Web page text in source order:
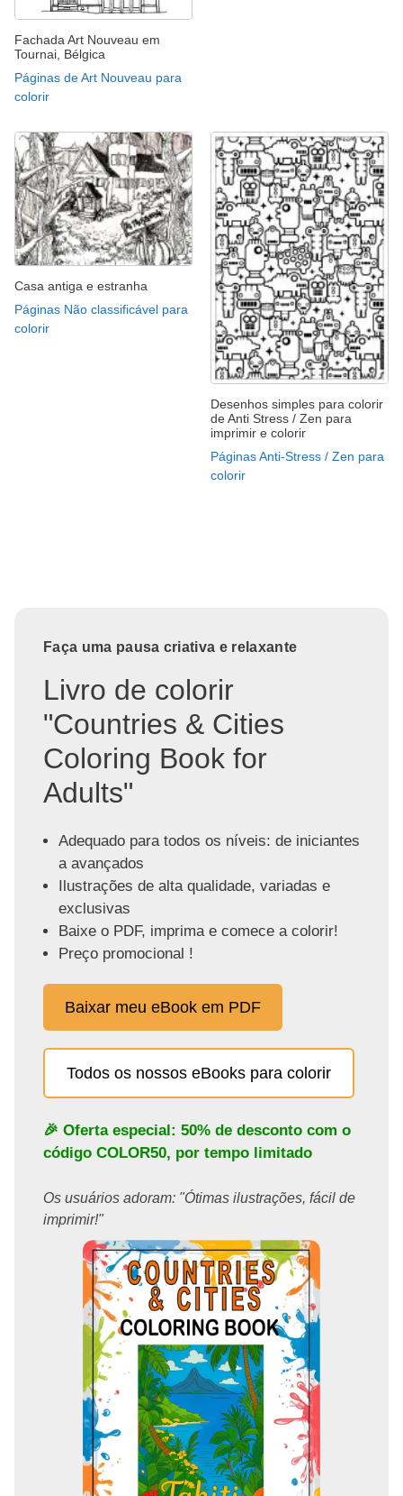
Fachada Art Nouveau em
Tournai, Bélgica
Páginas de Art Nouveau para
colorir
Casa antiga e estranha
Páginas Não classificável para
colorir
Desenhos simples para colorir
de Anti Stress / Zen para
imprimir e colorir
Páginas Anti-Stress / Zen para
colorir
Faça uma pausa criativa e relaxante
Livro de colorir
"Countries & Cities
Coloring Book for
Adults"
Adequado para todos os níveis: de iniciantes
a avançados
Ilustrações de alta qualidade, variadas e
exclusivas
Baixe o PDF, imprima e comece a colorir!
Preço promocional !
Baixar meu eBook em PDF
Todos os nossos eBooks para colorir
🎉 Oferta especial: 50% de desconto com o
código COLOR50, por tempo limitado
Os usuários adoram: "Ótimas ilustrações, fácil de
imprimir!"